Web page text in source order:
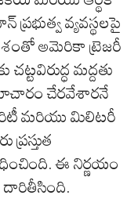
ప్రభుత్వ వ్యవస్థలపై
అమెరికా ట్రెజరీ
మద్దతు
చేరవేశారనే
మరియు మిలిటరీ
ఈ నిర్ణయం
దారితీసింది.